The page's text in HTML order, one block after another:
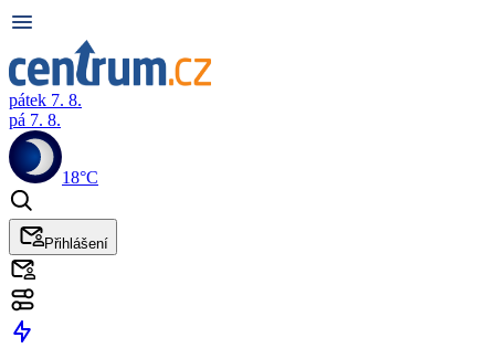
pátek 7. 8.
pá 7. 8.
18°C
Přihlášení